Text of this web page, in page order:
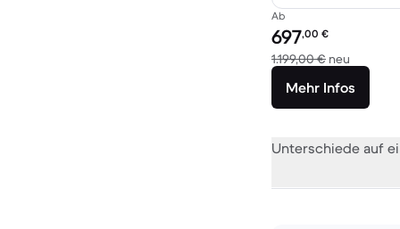
Ab
Preis des erneuerten
697,00 €
1.199,00 € neu
Mehr Infos
Unterschiede auf